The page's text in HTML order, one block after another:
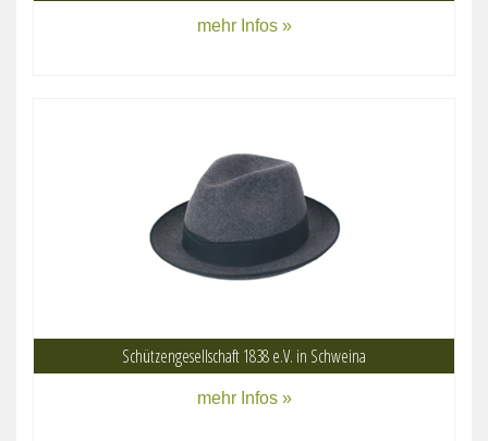
mehr Infos »
Schützengesellschaft 1838 e.V. in Schweina
mehr Infos »